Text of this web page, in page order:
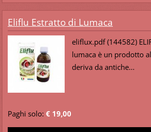
Eliflu Estratto di Lumaca
eliflux.pdf (144582)
lumaca è un prodotto
deriva da antiche...
Paghi solo: € 19,00